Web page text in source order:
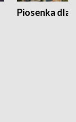
Piosenka dla